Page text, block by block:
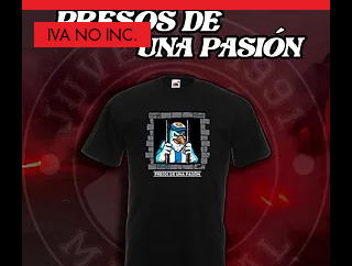
IVA NO INC.